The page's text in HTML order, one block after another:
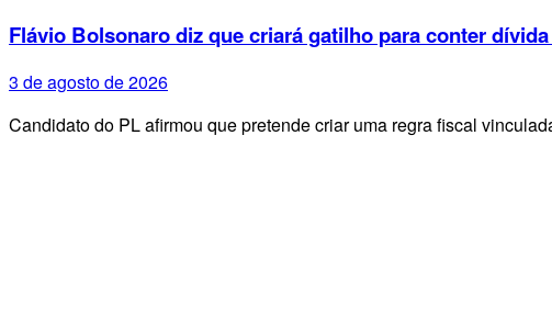
Flávio Bolsonaro diz que criará gatilho para conter
3 de agosto de 2026
Candidato do PL afirmou que pretende criar uma regra fiscal